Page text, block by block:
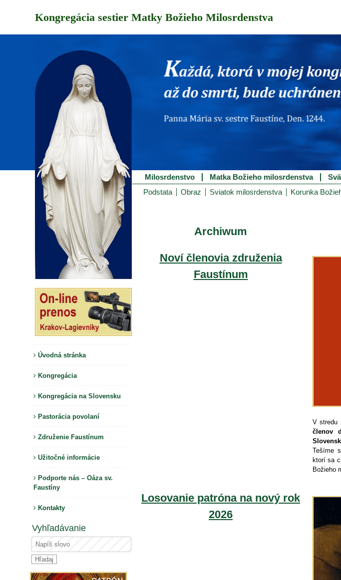
Kongregácia sestier Matky Božieho Milosrdenstva
Úvodná stránka
Kongregácia
Kongregácia na Slovensku
Pastorácia povolaní
Združenie Faustínum
Užitočné informácie
Podporte nás – Oáza sv.
Faustíny
Kontakty
Vyhľadávanie
Milosrdenstvo Matka Božieho milosrdenstva
Podstata
Obraz Sviatok milosrdenstva Korunka
Archiwum
Noví členovia združenia
Faustínum
V stredu
členov
Tešíme
ktorí sa
Božieho
Losovanie patróna na nový rok
2026